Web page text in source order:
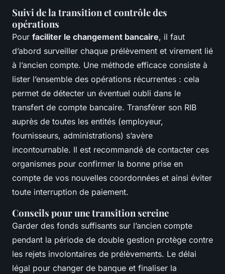
Suivi de la transition et contrôle des
opérations
Pour faciliter le changement bancaire, il faut
d’abord surveiller chaque prélèvement et virement lié
à l’ancien compte. Une méthode efficace consiste à
lister l’ensemble des opérations récurrentes : cela
permet de détecter un éventuel oubli dans le
transfert de compte bancaire. Transférer son RIB
auprès de toutes les entités (employeur,
fournisseurs, administrations) s’avère
incontournable. Il est recommandé de contacter ces
organismes pour confirmer la bonne prise en
compte de vos nouvelles coordonnées et ainsi éviter
toute interruption de paiement.
Conseils pour une transition sereine
Garder des fonds suffisants sur l’ancien compte
pendant la période de double gestion protège contre
les rejets involontaires de prélèvements. Le délai
légal pour changer de banque et finaliser la